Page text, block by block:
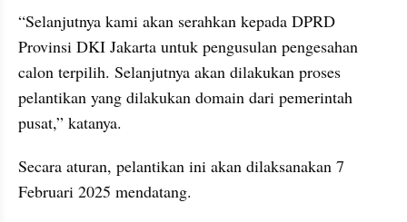
“Selanjutnya kami akan serahkan kepada DPRD
Provinsi DKI Jakarta untuk pengusulan pengesahan
calon terpilih. Selanjutnya akan dilakukan proses
pelantikan yang dilakukan domain dari pemerintah
pusat,” katanya.
Secara aturan, pelantikan ini akan dilaksanakan 7
Februari 2025 mendatang.